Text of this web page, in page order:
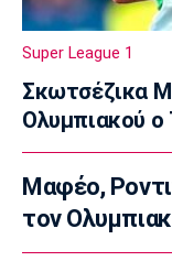
Liga Portugal:
παρά το γκολ
10:50
Εθνικές Μπάσκετ
Ευρωμπάσκετ
Εθνικής με
10:35
EuroLeague
Αλλαγή
Super League 1
Σκωτσέζικα
Ολυμπιακού ο
Μαφέο,
τον